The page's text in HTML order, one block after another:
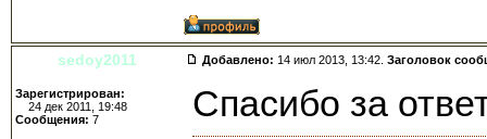
sedoy2011 Добавлено: 14 июл 2013, 13:42. Заголовок
Зарегистрирован:
24 дек 2011, 19:48
Сообщения: 7 Спасибо за